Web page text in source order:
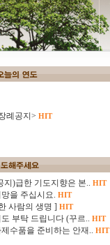
례공지> HIT
지)급한 기도지향은 본.. HIT
망을 주십시요. HIT
사람의 생명 ] HIT
도 부탁 드립니다 (꾸르.. HIT
수품을 준비하는 안재.. HIT